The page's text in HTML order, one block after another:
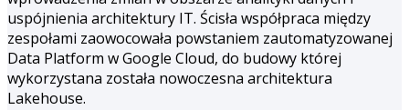
uspójnienia architektury IT. Ścisła współpraca między
zespołami zaowocowała powstaniem zautomatyzowanej
Data Platform w Google Cloud, do budowy której
wykorzystana została nowoczesna architektura
Lakehouse.